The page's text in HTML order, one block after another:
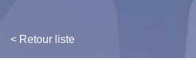
< Retour liste